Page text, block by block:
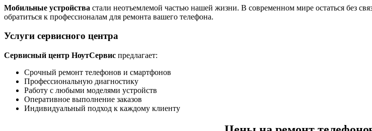
Мобильные устройства стали неотъемлемой частью нашей жизни. В современном мире остаться без
обратиться к профессионалам для ремонта вашего телефона.
Услуги сервисного центра
Сервисный центр НоутСервис предлагает:
Срочный ремонт телефонов и смартфонов
Профессиональную диагностику
Работу с любыми моделями устройств
Оперативное выполнение заказов
Индивидуальный подход к каждому клиенту